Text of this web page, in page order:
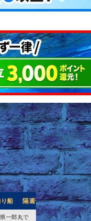
船 隔週刊つり情報 釣り
一郎丸で